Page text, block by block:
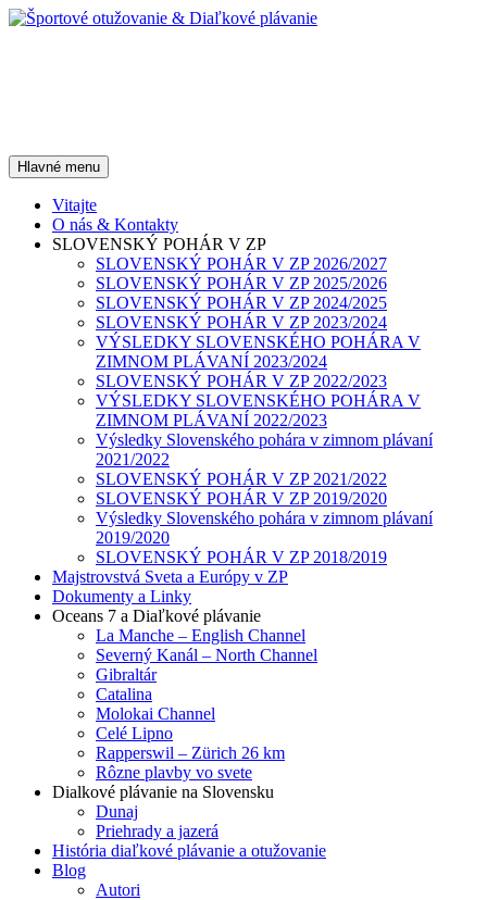
Preskočiť
Hľadať
Hlavné menu
Vitajte
O nás & Kontakty
SLOVENSKÝ POHÁR V ZP
SLOVENSKÝ POHÁR V ZP 2026/2027
SLOVENSKÝ POHÁR V ZP 2025/2026
SLOVENSKÝ POHÁR V ZP 2024/2025
SLOVENSKÝ POHÁR V ZP 2023/2024
VÝSLEDKY SLOVENSKÉHO POHÁRA V
ZIMNOM PLÁVANÍ 2023/2024
SLOVENSKÝ POHÁR V ZP 2022/2023
VÝSLEDKY SLOVENSKÉHO POHÁRA V
ZIMNOM PLÁVANÍ 2022/2023
Výsledky Slovenského pohára v zimnom plávaní
2021/2022
SLOVENSKÝ POHÁR V ZP 2021/2022
SLOVENSKÝ POHÁR V ZP 2019/2020
Výsledky Slovenského pohára v zimnom plávaní
2019/2020
SLOVENSKÝ POHÁR V ZP 2018/2019
Majstrovstvá Sveta a Európy v ZP
Dokumenty a Linky
Oceans 7 a Diaľkové plávanie
La Manche – English Channel
Severný Kanál – North Channel
Gibraltár
Catalina
Molokai Channel
Celé Lipno
Rapperswil – Zürich 26 km
Rôzne plavby vo svete
Dialkové plávanie na Slovensku
Dunaj
Priehrady a jazerá
História diaľkové plávanie a otužovanie
Blog
Autori